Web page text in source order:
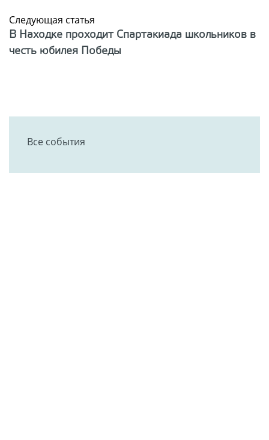
Следующая статья
В Находке проходит Спартакиада школьников в
честь юбилея Победы
Все события